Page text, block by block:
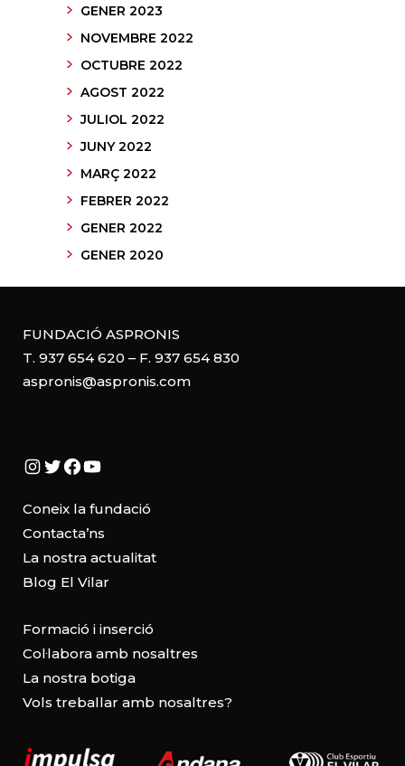
GENER 2023
NOVEMBRE 2022
OCTUBRE 2022
AGOST 2022
JULIOL 2022
JUNY 2022
MARÇ 2022
FEBRER 2022
GENER 2022
GENER 2020
FUNDACIÓ ASPRONIS
T. 937 654 620 – F. 937 654 830
aspronis@aspronis.com
Instagram
Twitter
Facebook
YouTube
Coneix la fundació
Contacta’ns
La nostra actualitat
Blog El Vilar
Formació i inserció
Col·labora amb nosaltres
La nostra botiga
Vols treballar amb nosaltres?